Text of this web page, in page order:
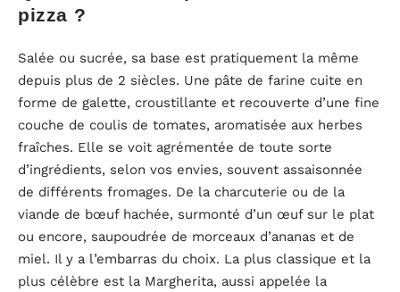
pizza ?
Salée ou sucrée, sa base est pratiquement la même
depuis plus de 2 siècles. Une pâte de farine cuite en
forme de galette, croustillante et recouverte d’une fine
couche de coulis de tomates, aromatisée aux herbes
fraîches. Elle se voit agrémentée de toute sorte
d’ingrédients, selon vos envies, souvent assaisonnée
de différents fromages. De la charcuterie ou de la
viande de bœuf hachée, surmonté d’un œuf sur le plat
ou encore, saupoudrée de morceaux d’ananas et de
miel. Il y a l’embarras du choix. La plus classique et la
plus célèbre est la Margherita, aussi appelée la